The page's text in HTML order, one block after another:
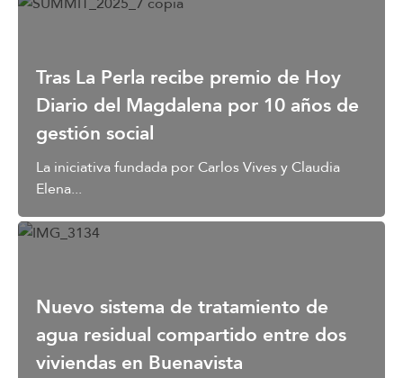
Tras La Perla recibe premio de Hoy
Diario del Magdalena por 10 años de
gestión social
La iniciativa fundada por Carlos Vives y Claudia
Elena...
Nuevo sistema de tratamiento de
agua residual compartido entre dos
viviendas en Buenavista